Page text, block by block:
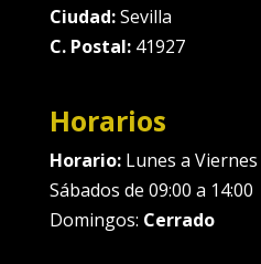
Ciudad:Sevilla
C. Postal:41927
Horarios
Horario:Lunes a Viernes
Sábados de 09:00 a 14:00
Domingos: Cerrado